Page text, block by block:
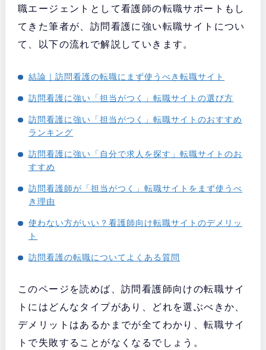
職エージェントとして看護師の転職サポートもし
てきた筆者が、訪問看護に強い転職サイトについ
て、以下の流れで解説していきます。
結論｜訪問看護の転職にまず使うべき転職サイト
訪問看護に強い「担当がつく」転職サイトの選び方
訪問看護に強い「担当がつく」転職サイトのおすすめ
ランキング
訪問看護に強い「自分で求人を探す」転職サイトのお
すすめ
訪問看護師が「担当がつく」転職サイトをまず使うべ
き理由
使わない方がいい？看護師向け転職サイトのデメリッ
ト
訪問看護の転職についてよくある質問
このページを読めば、訪問看護師向けの転職サイ
トにはどんなタイプがあり、どれを選ぶべきか、
デメリットはあるかまでが全てわかり、転職サイ
トで失敗することがなくなるでしょう。